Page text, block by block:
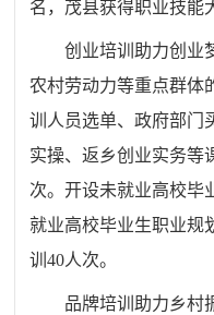
名 ， 茂县获得职业技能
创业培训助力创业
农村劳动力等重点群体
训人员选单、政府部门
实操、返乡创业实务等
次。开设未就业高校毕
就业高校毕业生职业规
训40人次。
品牌培训助力乡村